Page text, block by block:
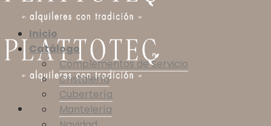
Inicio
Catálogo
Complementos de Servicio
Cristalería
Cubertería
Mantelería